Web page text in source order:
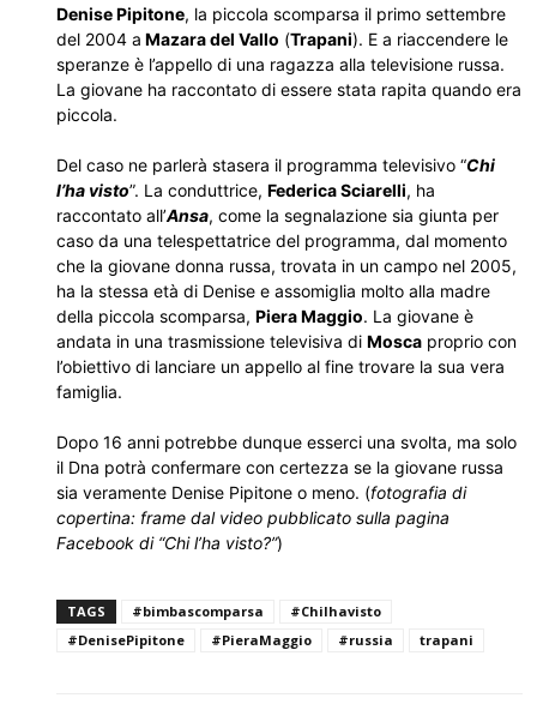
Denise Pipitone, la piccola scomparsa il primo settembre
del 2004 a Mazara del Vallo (Trapani). E a riaccendere le
speranze è l’appello di una ragazza alla televisione russa.
La giovane ha raccontato di essere stata rapita quando era
piccola.
Del caso ne parlerà stasera il programma televisivo “Chi
l’ha visto”. La conduttrice, Federica Sciarelli, ha
raccontato all’Ansa, come la segnalazione sia giunta per
caso da una telespettatrice del programma, dal momento
che la giovane donna russa, trovata in un campo nel 2005,
ha la stessa età di Denise e assomiglia molto alla madre
della piccola scomparsa, Piera Maggio. La giovane è
andata in una trasmissione televisiva di Mosca proprio con
l’obiettivo di lanciare un appello al fine trovare la sua vera
famiglia.
Dopo 16 anni potrebbe dunque esserci una svolta, ma solo
il Dna potrà confermare con certezza se la giovane russa
sia veramente Denise Pipitone o meno. (fotografia di
copertina: frame dal video pubblicato sulla pagina
Facebook di “Chi l’ha visto?”)
TAGS #bimbascomparsa
#Chilhavisto
#DenisePipitone
#PieraMaggio #russia trapani